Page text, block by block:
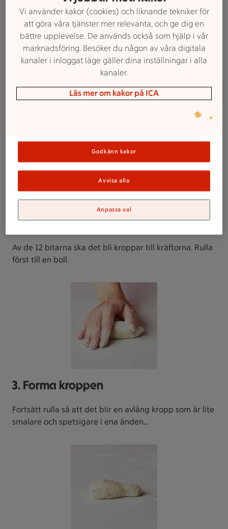
1. Dela degen
Dela degen i 2 delar. Skär därefter ena delen i 12 bitar.
2. Rulla till en boll
Av de 12 bitarna ska det bli kroppar till kräftorna. Rulla
först till en boll.
3. Forma kroppen
Fortsätt rulla så att det blir en avlång kropp som är lite
smalare och spetsigare i ena änden...
Vi använder kakor (cookies) och liknande tekniker för
att göra våra tjänster mer relevanta, och ge dig en
bättre upplevelse. De används också som hjälp i vår
marknadsföring. Besöker du någon av våra digitala
kanaler i inloggat läge gäller dina inställningar i alla
kanaler.
Läs mer om kakor på ICA
Godkänn kakor
Avvisa alla
Anpassa val